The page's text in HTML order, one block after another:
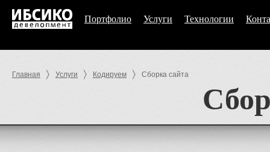
Портфолио Услуги Технологии
Главная Услуги Кодируем Сборка сайта